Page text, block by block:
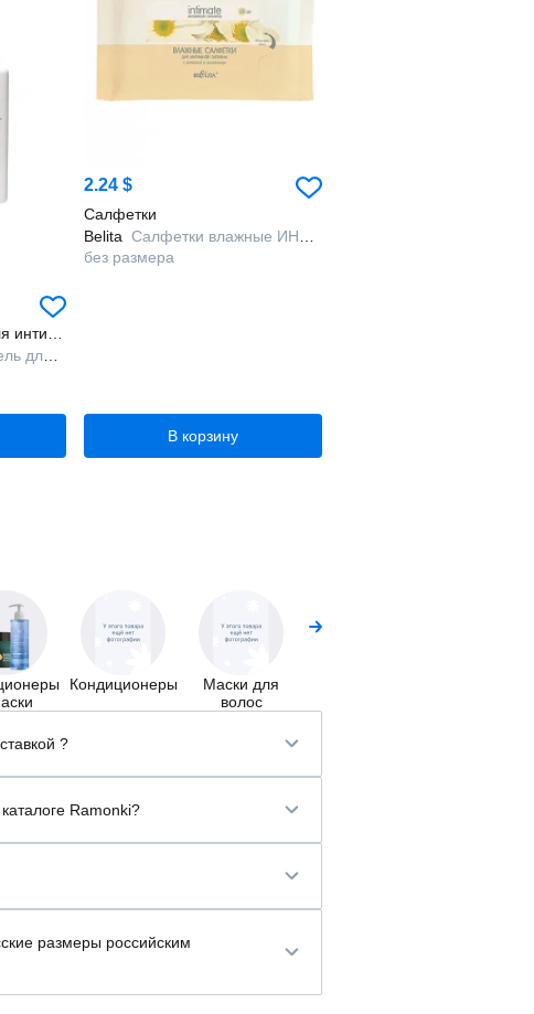
Чувствительная Кожа
2.24 $
Салфетки
Belita Салфетки влажные ИНТИМ, для интимной гигиены, 15шт
без размера
В корзину
Кондиционеры
Маски для
волос
?
Ramonki?
размеры российским